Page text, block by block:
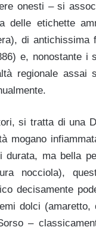
onesti – si
delle etichette
di antichissima
e, nonostante
regionale
si tratta di una
mogano
durata, ma bella
nocciola),
decisamente
dolci
–